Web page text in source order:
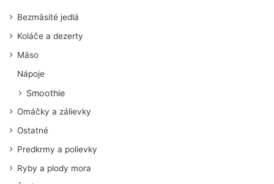
Bezmäsité jedlá
Koláče a dezerty
Mäso
Nápoje
Smoothie
Omáčky a zálievky
Ostatné
Predkrmy a polievky
Ryby a plody mora